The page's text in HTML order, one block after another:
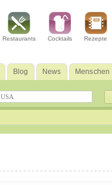
Restaurants Cocktails Rezepte
Blog News Menschen